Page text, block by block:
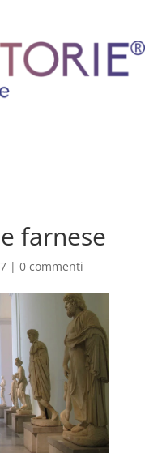
farnese
| 0 commenti